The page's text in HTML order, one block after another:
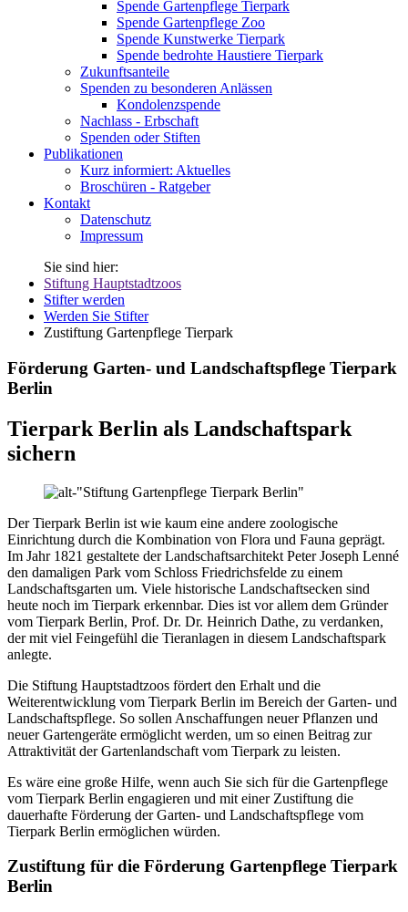
Spende Gartenpflege Tierpark
Spende Gartenpflege Zoo
Spende Kunstwerke Tierpark
Spende bedrohte Haustiere Tierpark
Zukunftsanteile
Spenden zu besonderen Anlässen
Kondolenzspende
Nachlass - Erbschaft
Spenden oder Stiften
Publikationen
Kurz informiert: Aktuelles
Broschüren - Ratgeber
Kontakt
Datenschutz
Impressum
Sie sind hier:
Stiftung Hauptstadtzoos
Stifter werden
Werden Sie Stifter
Zustiftung Gartenpflege Tierpark
Förderung Garten- und Landschaftspflege Tierpark
Berlin
Tierpark Berlin als Landschaftspark
sichern
Der Tierpark Berlin ist wie kaum eine andere zoologische
Einrichtung durch die Kombination von Flora und Fauna geprägt.
Im Jahr 1821 gestaltete der Landschaftsarchitekt Peter Joseph Lenné
den damaligen Park vom Schloss Friedrichsfelde zu einem
Landschaftsgarten um. Viele historische Landschaftsecken sind
heute noch im Tierpark erkennbar. Dies ist vor allem dem Gründer
vom Tierpark Berlin, Prof. Dr. Dr. Heinrich Dathe, zu verdanken,
der mit viel Feingefühl die Tieranlagen in diesem Landschaftspark
anlegte.
Die Stiftung Hauptstadtzoos fördert den Erhalt und die
Weiterentwicklung vom Tierpark Berlin im Bereich der Garten- und
Landschaftspflege. So sollen Anschaffungen neuer Pflanzen und
neuer Gartengeräte ermöglicht werden, um so einen Beitrag zur
Attraktivität der Gartenlandschaft vom Tierpark zu leisten.
Es wäre eine große Hilfe, wenn auch Sie sich für die Gartenpflege
vom Tierpark Berlin engagieren und mit einer Zustiftung die
dauerhafte Förderung der Garten- und Landschaftspflege vom
Tierpark Berlin ermöglichen würden.
Zustiftung für die Förderung Gartenpflege Tierpark
Berlin